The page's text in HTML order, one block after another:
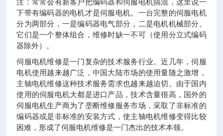
注：常常会有新客户把编码器和伺服电机搞混，这里说一
下带有编码器的电机才是伺服电机。一台完整的伺服电机
分为两部分，一是编码器电气部分，二是电机机械部分。
它们是一个整体组合，维修时缺一不可（使用分立式编码
器除外）。
伺服电机维修是一门复杂的技术服务行业。近几年，伺服
电机使用越来越广泛，中国大陆市场的使用量随之激增，
主轴电机维修这种技术服务需求也越来越迫切。由于国内
使用的伺服电机大都是进口产品，技术含量很高，国外的
伺服电机生产商为了垄断维修服务市场，采取了非标准的
编码器或是非标准的安装方式，使主轴电机维修变得比较
困难，形成了伺服电机维修是一门杰出的技术本领。